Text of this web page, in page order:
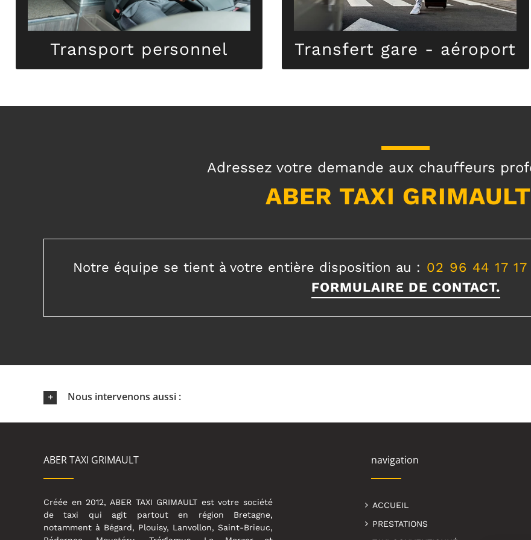
Transport personnel
Transport personnel
Transfert gare - aéroport
Transfert gare - aéroport
Adressez votre demande aux chauffeurs
ABER TAXI
Notre équipe se tient à votre entière disposition au : 02 96 44 17 17
FORMULAIRE DE CONTACT.
Nous intervenons aussi :
ABER TAXI GRIMAULT
Créée en 2012, ABER TAXI GRIMAULT est votre société
de taxi qui agit partout en région Bretagne,
notamment à Bégard, Plouisy, Lanvollon, Saint-Brieuc,
navigation
ACCUEIL
PRESTATIONS